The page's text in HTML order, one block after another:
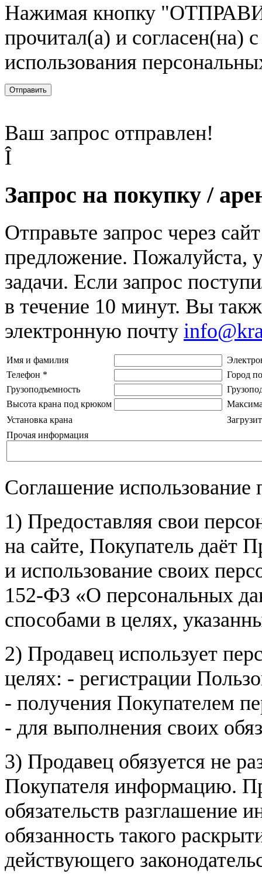
Нажимая кнопку
прочитал(а) и согласен(на)
использования
Отправить
Ваш запрос отправлен!
Î
Запрос на покупку /
Отправьте запрос через
предложение. Пожалуйста,
задачи. Если запрос
в течение 10 минут. Вы
электронную почту
Имя и фамилия
Телефон *
Город
Грузоподъемность
Высота крана под крюком
Установка крана
Прочая информация
Соглашение
1) Предоставляя свои
на сайте, Покупатель даёт
и использование своих
152-ФЗ «О персональных
способами в целях,
2) Продавец использует
целях: - регистрации
- получения Покупателем
- для выполнения своих
3) Продавец обязуется не
Покупателя информацию.
обязательств разглашение
обязанность такого
действующего